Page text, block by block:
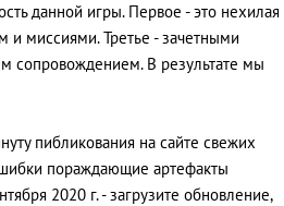
данной игры. Первое - это нехилая
и миссиями. Третье - зачетными
сопровождением. В результате мы
пибликования на сайте свежих
пораждающие артефакты
2020 г. - загрузите обновление,